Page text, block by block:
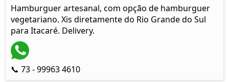
Hamburguer artesanal, com opção de hamburguer
vegetariano. Xis diretamente do Rio Grande do Sul
para Itacaré. Delivery.
📞 73 - 99963 4610